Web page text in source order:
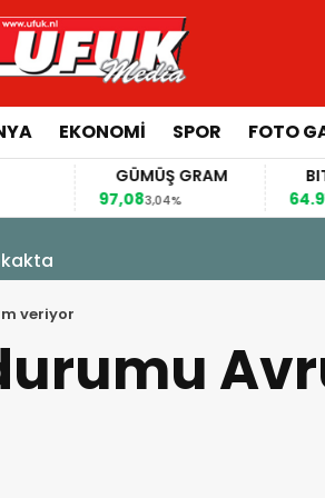
EKONOMI SPOR FOTO
GÜMÜŞ GRAM
3,04%
64.914,000,81%
veriyor